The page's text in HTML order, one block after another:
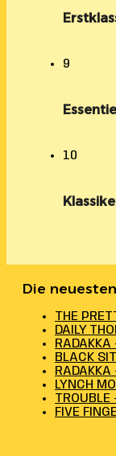
9
10
Die
THE
DAILY
BLACK
LYNCH
FIVE